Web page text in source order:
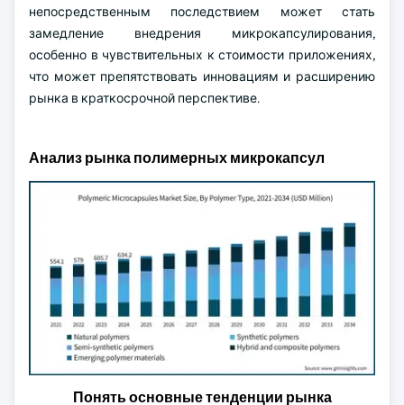
непосредственным последствием может стать
замедление внедрения микрокапсулирования,
особенно в чувствительных к стоимости приложениях,
что может препятствовать инновациям и расширению
рынка в краткосрочной перспективе.
Анализ рынка полимерных микрокапсул
Понять основные тенденции рынка